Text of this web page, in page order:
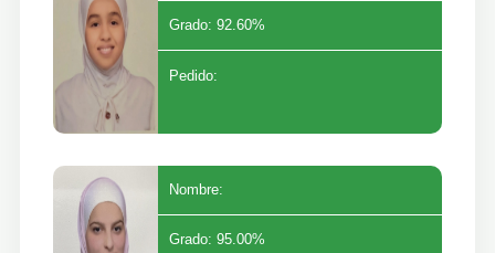
Grado: 92.60%
Pedido:
Nombre:
Grado: 95.00%